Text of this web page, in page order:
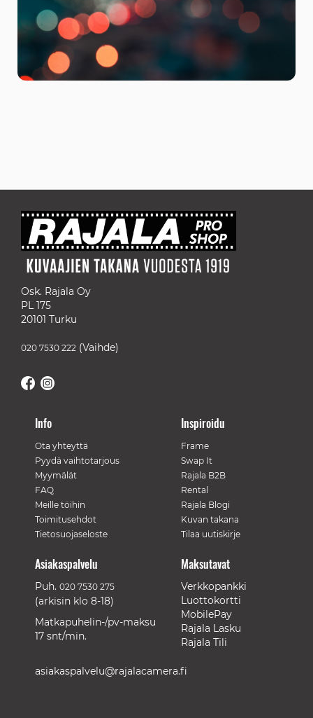
Osk. Rajala Oy
PL 175
20101 Turku
020 7530 222 (Vaihde)
Info
Ota yhteyttä
Pyydä vaihtotarjous
Myymälät
FAQ
Meille töihin
Toimitusehdot
Tietosuojaseloste
Inspiroidu
Frame
Swap It
Rajala B2B
Rental
Rajala Blogi
Kuvan takana
Tilaa uutiskirje
Maksutavat
Verkkopankki
Luottokortti
MobilePay
Rajala Lasku
Rajala Tili
Asiakaspalvelu
Puh. 020 7530 275
(arkisin klo 8-18)
Matkapuhelin-/pv-maksu
17 snt/min.
asiakaspalvelu@rajalacamera.fi